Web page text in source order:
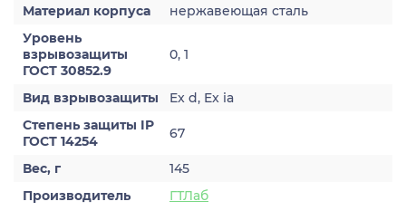
Материал корпуса
нержавеющая сталь
Уровень
взрывозащиты
ГОСТ 30852.9
0, 1
Вид взрывозащиты
Ex d, Ex ia
Степень защиты IP
ГОСТ 14254
67
Вес, г
145
Производитель
ГТЛаб